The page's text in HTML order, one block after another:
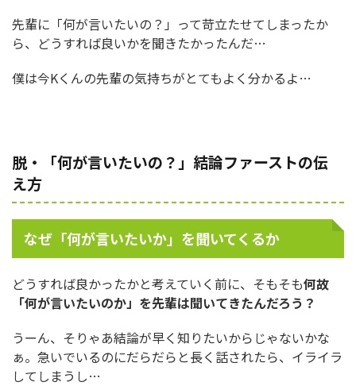
先輩に「何が言いたいの？」って苛立たせてしまったか
ら、どうすれば良いかを聞きたかったんだ…
僕は今Kくんの先輩の気持ちがとてもよく分かるよ…
脱・「何が言いたいの？」結論ファーストの伝
え方
なぜ「何が言いたいか」を聞いてくるか
どうすれば良かったかと考えていく前に、そもそも何故
「何が言いたいのか」を先輩は聞いてきたんだろう？
うーん、そりゃあ結論が早く知りたいからじゃないかな
ぁ。急いでいるのにだらだらと長く話されたら、イライラ
してしまうし…